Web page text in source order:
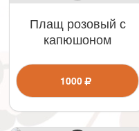
Плащ розовый с
капюшоном
1000